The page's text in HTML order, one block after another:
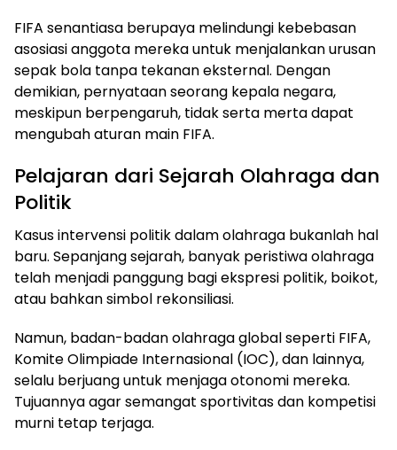
FIFA senantiasa berupaya melindungi kebebasan
asosiasi anggota mereka untuk menjalankan urusan
sepak bola tanpa tekanan eksternal. Dengan
demikian, pernyataan seorang kepala negara,
meskipun berpengaruh, tidak serta merta dapat
mengubah aturan main FIFA.
Pelajaran dari Sejarah Olahraga dan
Politik
Kasus intervensi politik dalam olahraga bukanlah hal
baru. Sepanjang sejarah, banyak peristiwa olahraga
telah menjadi panggung bagi ekspresi politik, boikot,
atau bahkan simbol rekonsiliasi.
Namun, badan-badan olahraga global seperti FIFA,
Komite Olimpiade Internasional (IOC), dan lainnya,
selalu berjuang untuk menjaga otonomi mereka.
Tujuannya agar semangat sportivitas dan kompetisi
murni tetap terjaga.